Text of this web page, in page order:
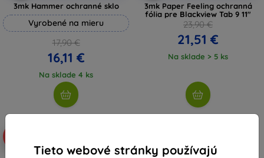
Tieto webové stránky používajú
3mk Hammer ochranné sklo
Vyrobené na mieru
17,90 €
16,11 €
Na sklade 4 ks
3mk Paper Feeling ochranná
fólia pre Blackview Tab 9 11"
23,90 €
21,51 €
Na sklade > 5 ks